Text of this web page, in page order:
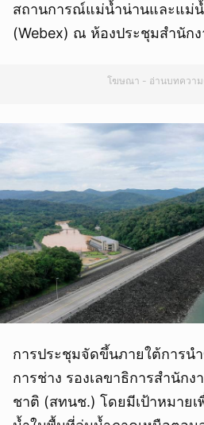
สถานการณ์แม่น้ำน่านและแม่
(Webex) ณ ห้องประชุมสำนัก
โฆษณา - อ่านบทความ
การประชุมจัดขึ้นภายใต้การน
การช่าง รองเลขาธิการสำนัก
ชาติ (สทนช.) โดยมีเป้าหมาย